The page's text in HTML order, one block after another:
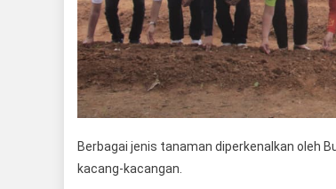
Berbagai jenis tanaman diperkenalkan oleh
kacang-kacangan.